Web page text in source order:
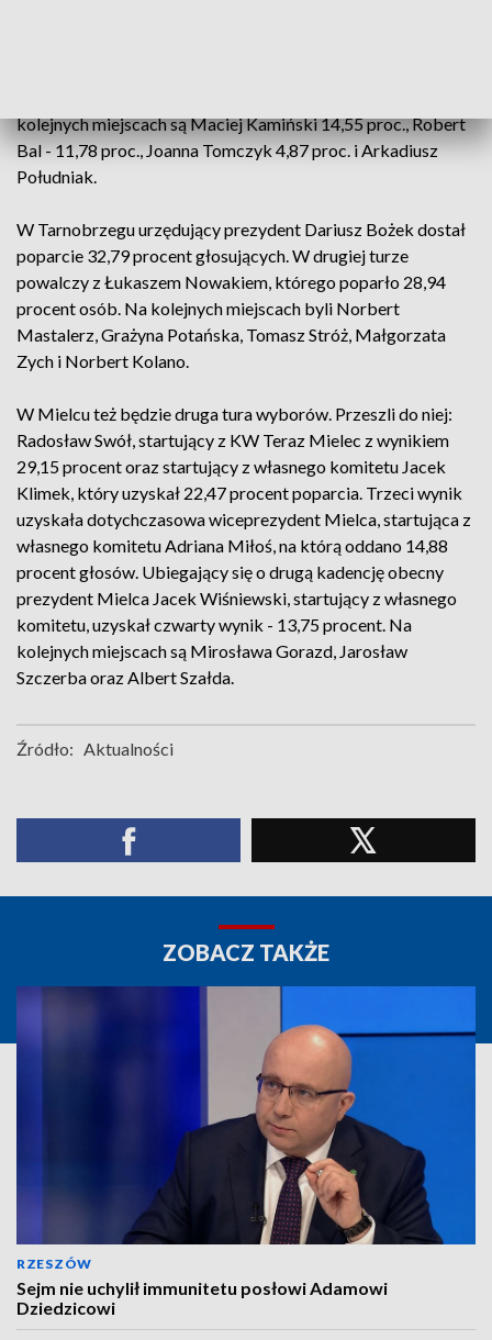
kolejnych miejscach są Maciej Kamiński 14,55 proc., Robert
Bal - 11,78 proc., Joanna Tomczyk 4,87 proc. i Arkadiusz
Południak.
W Tarnobrzegu urzędujący prezydent Dariusz Bożek dostał
poparcie 32,79 procent głosujących. W drugiej turze
powalczy z Łukaszem Nowakiem, którego poparło 28,94
procent osób. Na kolejnych miejscach byli Norbert
Mastalerz, Grażyna Potańska, Tomasz Stróż, Małgorzata
Zych i Norbert Kolano.
W Mielcu też będzie druga tura wyborów. Przeszli do niej:
Radosław Swół, startujący z KW Teraz Mielec z wynikiem
29,15 procent oraz startujący z własnego komitetu Jacek
Klimek, który uzyskał 22,47 procent poparcia. Trzeci wynik
uzyskała dotychczasowa wiceprezydent Mielca, startująca z
własnego komitetu Adriana Miłoś, na którą oddano 14,88
procent głosów. Ubiegający się o drugą kadencję obecny
prezydent Mielca Jacek Wiśniewski, startujący z własnego
komitetu, uzyskał czwarty wynik - 13,75 procent. Na
kolejnych miejscach są Mirosława Gorazd, Jarosław
Szczerba oraz Albert Szałda.
Źródło: Aktualności
ZOBACZ TAKŻE
RZESZÓW
Sejm nie uchylił immunitetu posłowi Adamowi
Dziedzicowi